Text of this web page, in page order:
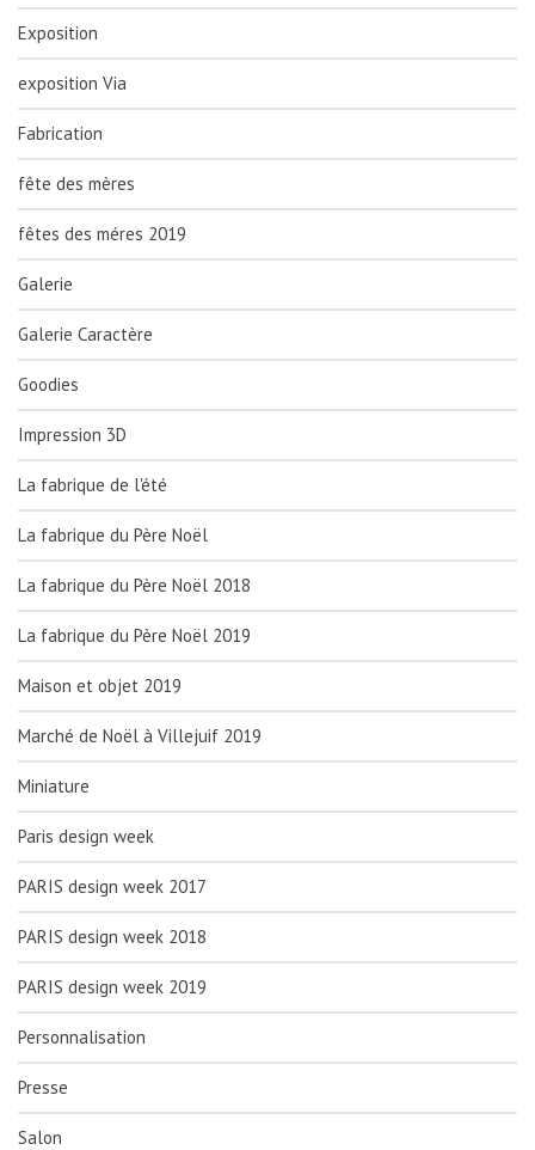
Exposition
exposition Via
Fabrication
fête des mères
fêtes des méres 2019
Galerie
Galerie Caractère
Goodies
Impression 3D
La fabrique de l'été
La fabrique du Père Noël
La fabrique du Père Noël 2018
La fabrique du Père Noël 2019
Maison et objet 2019
Marché de Noël à Villejuif 2019
Miniature
Paris design week
PARIS design week 2017
PARIS design week 2018
PARIS design week 2019
Personnalisation
Presse
Salon